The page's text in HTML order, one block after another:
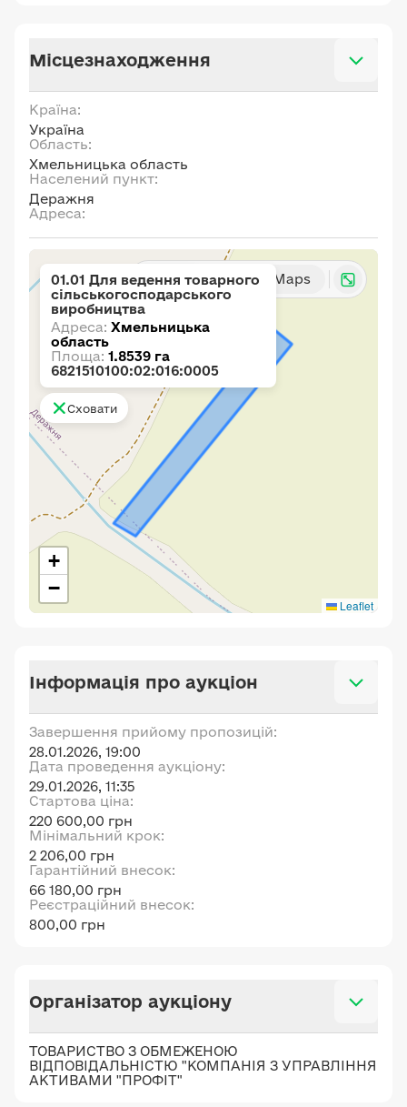
Місцезнаходження
Країна:
Україна
Область:
Хмельницька область
Населений пункт:
Деражня
Адреса:
Карта Google Maps
+
−
Leaflet
01.01 Для ведення товарного
сільськогосподарського
виробництва
Адреса: Хмельницька
область
Площа: 1.8539 га
6821510100:02:016:0005
Сховати
Інформація про аукціон
Завершення прийому пропозицій:
28.01.2026, 19:00
Дата проведення аукціону:
29.01.2026, 11:35
Стартова ціна:
220 600,00 грн
Мінімальний крок:
2 206,00 грн
Гарантійний внесок:
66 180,00 грн
Реєстраційний внесок:
800,00 грн
Організатор аукціону
ТОВАРИСТВО З ОБМЕЖЕНОЮ
ВІДПОВІДАЛЬНІСТЮ "КОМПАНІЯ З УПРАВЛІННЯ
АКТИВАМИ "ПРОФІТ"